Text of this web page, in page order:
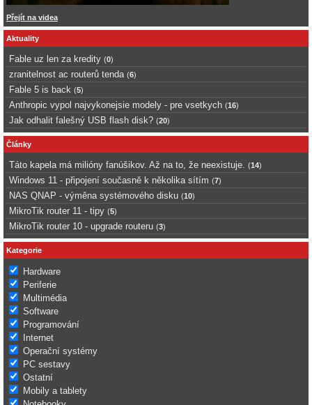
Přejít na videa
Aktuality
Fable uz len za kredity (0)
zranitelnost ac routerů tenda (6)
Fable 5 is back (5)
Anthropic vypol najvykonejsie modely - pre vsetkych (16)
Jak odhalit falešný USB flash disk? (20)
Články
Táto kapela má milióny fanúšikov. Až na to, že neexistuje. (14)
Windows 11 - připojení současně k několika sítím (7)
NAS QNAP - výměna systémového disku (10)
MikroTik router 11 - tipy (5)
MikroTik router 10 - upgrade routeru (3)
Kategorie
Hardware
Periferie
Multimédia
Software
Programování
Internet
Operační systémy
PC sestavy
Ostatní
Mobily a tablety